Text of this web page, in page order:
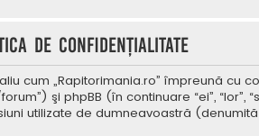
de confidenţialitate
cum „Rapitorimania.ro” împreună cu
şi phpBB (în continuare “ei”, “lor”,
utilizate de dumneavoastră